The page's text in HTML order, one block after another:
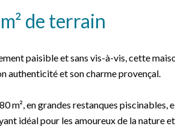
de terrain
paisible et sans vis-à-vis, cette
authenticité et son charme provençal.
m², en grandes restanques piscinables,
idéal pour les amoureux de la nature